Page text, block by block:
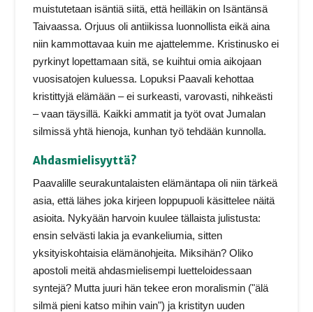
muistutetaan isäntiä siitä, että heilläkin on Isäntänsä
Taivaassa. Orjuus oli antiikissa luonnollista eikä aina
niin kammottavaa kuin me ajattelemme. Kristinusko ei
pyrkinyt lopettamaan sitä, se kuihtui omia aikojaan
vuosisatojen kuluessa. Lopuksi Paavali kehottaa
kristittyjä elämään – ei surkeasti, varovasti, nihkeästi
– vaan täysillä. Kaikki ammatit ja työt ovat Jumalan
silmissä yhtä hienoja, kunhan työ tehdään kunnolla.
Ahdasmielisyyttä?
Paavalille seurakuntalaisten elämäntapa oli niin tärkeä
asia, että lähes joka kirjeen loppupuoli käsittelee näitä
asioita. Nykyään harvoin kuulee tällaista julistusta:
ensin selvästi lakia ja evankeliumia, sitten
yksityiskohtaisia elämänohjeita. Miksihän? Oliko
apostoli meitä ahdasmielisempi luetteloidessaan
syntejä? Mutta juuri hän tekee eron moralismin ("älä
silmä pieni katso mihin vain") ja kristityn uuden